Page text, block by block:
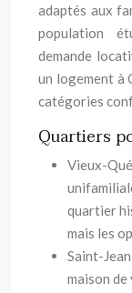
adaptés aux
population
demande
un logement à
catégories
Quartiers
Vieux-
quartier
mais les
Saint-
maison